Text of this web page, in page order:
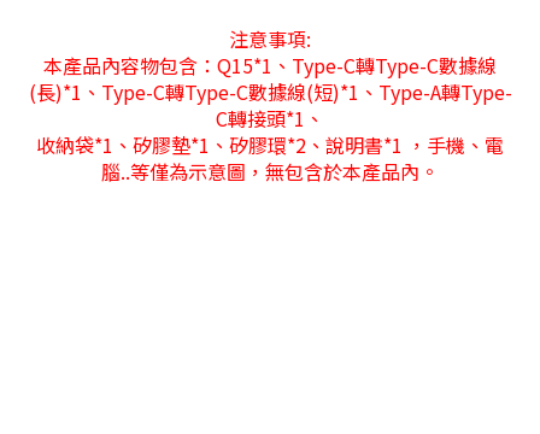
注意事項:
本產品內容物包含：Q15*1、Type-C轉Type-C數據線
(長)*1、Type-C轉Type-C數據線(短)*1、Type-A轉Type-
C轉接頭*1、
收納袋*1、矽膠墊*1、矽膠環*2、說明書*1 ，手機、電
腦..等僅為示意圖，無包含於本產品內。